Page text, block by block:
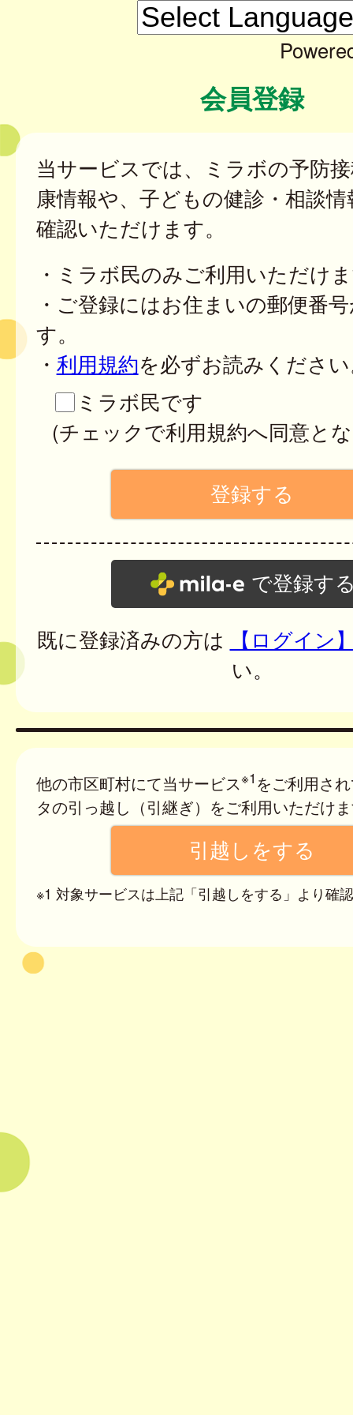
会員登録
当サービスでは、ミラボの予防
康情報や、子どもの健診・相談
確認いただけます。
・ミラボ民のみご利用いただけ
・ご登録にはお住まいの郵便番
す。
・ 利用規約を必ずお読みくださ
ミラボ民です
(チェックで利用規約へ同意と
で登録す
既に登録済みの方は
【ログイン
い。
他の市区町村にて当サービス※1 をご利用さ
タの引っ越し（引継ぎ）をご利用いただけ
※1 対象サービスは上記「引越しをする」より確